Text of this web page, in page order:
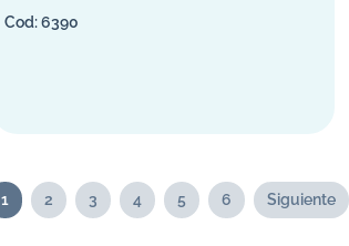
6390
1 2 3 4 5 6 Siguiente